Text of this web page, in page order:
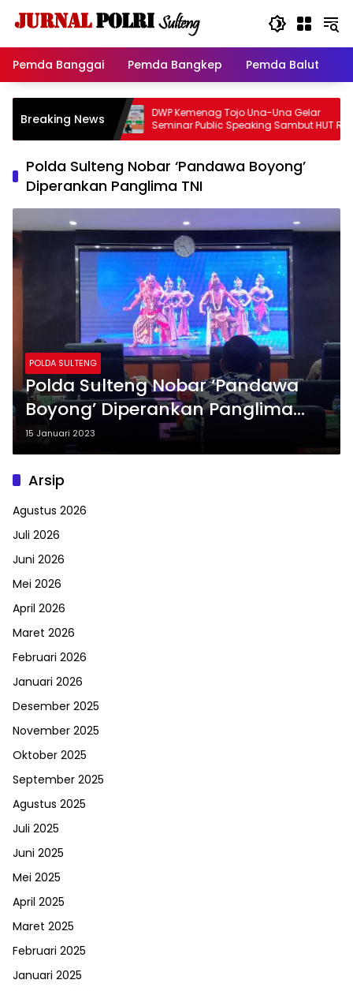
Pemda Banggai
Pemda Bangkep Pemda Balut
Breaking News
Bergerak
di Pulo
DWP Kemenag Tojo Una-Una Gelar
Seminar Public Speaking Sambut HUT RI
ke-81
Polda Sulteng Nobar ‘Pandawa Boyong’
Diperankan Panglima TNI
POLDA SULTENG
Polda Sulteng Nobar ‘Pandawa
Boyong’ Diperankan Panglima
TNI, Kapolri dan Kepala Staf Tiga
Matra TNI
15 Januari 2023
Arsip
Agustus 2026
Juli 2026
Juni 2026
Mei 2026
April 2026
Maret 2026
Februari 2026
Januari 2026
Desember 2025
November 2025
Oktober 2025
September 2025
Agustus 2025
Juli 2025
Juni 2025
Mei 2025
April 2025
Maret 2025
Februari 2025
Januari 2025